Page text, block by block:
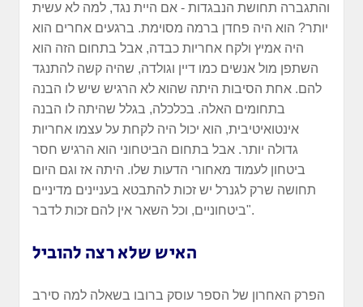
והתגברה תחושת הנבגדות - אם היית נגד, למה לא עשית
יותר? הוא היה פחדן ברמה מסוימת. ברגעים אחרים הוא
היה אמיץ ולקח אחריות כבדה, אבל בתחום הזה הוא
השתפן מול אנשים כמו דיין וגולדה, שהיה קשה להתנגד
להם. אחת הסיבות היתה שהוא לא הרגיש שיש לו הבנה
בתחומים האלה. בכלכלה, בגלל שהיתה לו הבנה
אינטואיטיבית, הוא יכול היה לקחת על עצמו אחריות
גדולה יותר. אבל בתחום הביטחוני הוא הרגיש חסר
ביטחון לעמוד מאחורי הדעות שלו. היתה אז וגם היום
תחושה שרק לגנרל יש זכות להתבטא בעניינים מדיניים
ביטחוניים, וכל השאר אין להם זכות לדבר".
האיש שלא רצה להוביל
הפרק האחרון של הספר עוסק ברובו בשאלה למה סירב